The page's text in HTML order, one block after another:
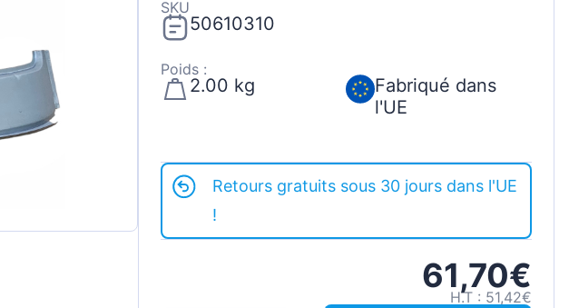
SKU
50610310
Poids :
2.00 kg
Fabriqué dans
l'UE
Retours gratuits sous 30 jours dans l'UE
!
61,70€
H.T : 51,42€